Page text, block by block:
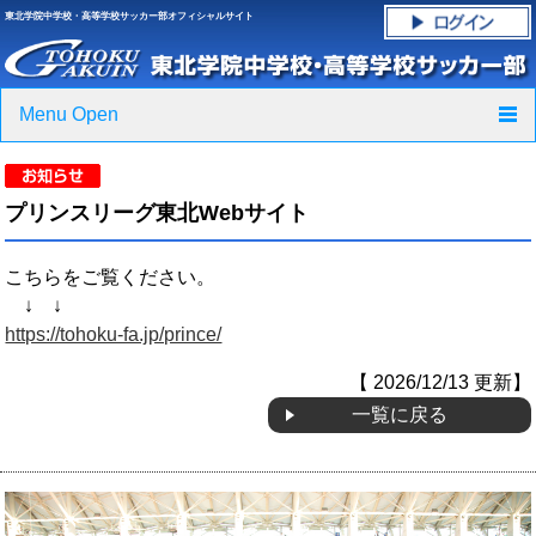
東北学院中学校・高等学校サッカー部オフィシャルサイト
Menu Open
ニュース
クラブ紹介・進路実績
スケジュール
グラウンド・施設紹介
応援グッズご案内
プリンスリーグ東北Webサイト
こちらをご覧ください。
↓ ↓
https://tohoku-fa.jp/prince/
【 2026/12/13 更新】
一覧に戻る